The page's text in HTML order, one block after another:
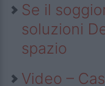
Se il
soluzioni
spazio
Video –